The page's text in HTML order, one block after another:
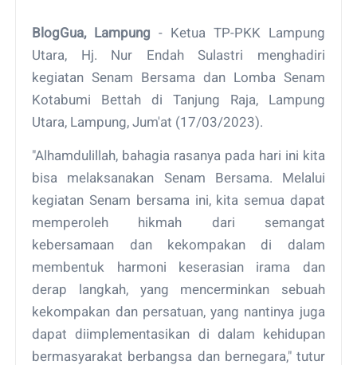
BlogGua, Lampung - Ketua TP-PKK Lampung
Utara, Hj. Nur Endah Sulastri menghadiri
kegiatan Senam Bersama dan Lomba Senam
Kotabumi Bettah di Tanjung Raja, Lampung
Utara, Lampung, Jum'at (17/03/2023).
"Alhamdulillah, bahagia rasanya pada hari ini kita
bisa melaksanakan Senam Bersama. Melalui
kegiatan Senam bersama ini, kita semua dapat
memperoleh hikmah dari semangat
kebersamaan dan kekompakan di dalam
membentuk harmoni keserasian irama dan
derap langkah, yang mencerminkan sebuah
kekompakan dan persatuan, yang nantinya juga
dapat diimplementasikan di dalam kehidupan
bermasyarakat berbangsa dan bernegara," tutur